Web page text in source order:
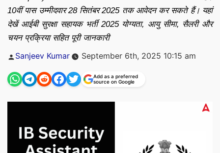
10वीं पास उम्मीदवार 28 सितंबर 2025 तक आवेदन कर सकते हैं। यहां
देखें आईबी सुरक्षा सहायक भर्ती 2025 योग्यता, आयु सीमा, सैलरी और
चयन प्रक्रिया सहित पूरी जानकारी
Posted
Sanjeev Kumar September 6th, 2025 10:15 am
Add as a preferred
source on Google